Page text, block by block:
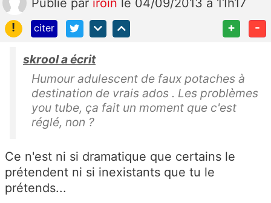
Publié par iroin le 04/09/2013 à 11h17
!
citer + -
skrool a écrit
Humour adulescent de faux potaches à
destination de vrais ados . Les problèmes
you tube, ça fait un moment que c'est
réglé, non ?
Ce n'est ni si dramatique que certains le
prétendent ni si inexistants que tu le
prétends...